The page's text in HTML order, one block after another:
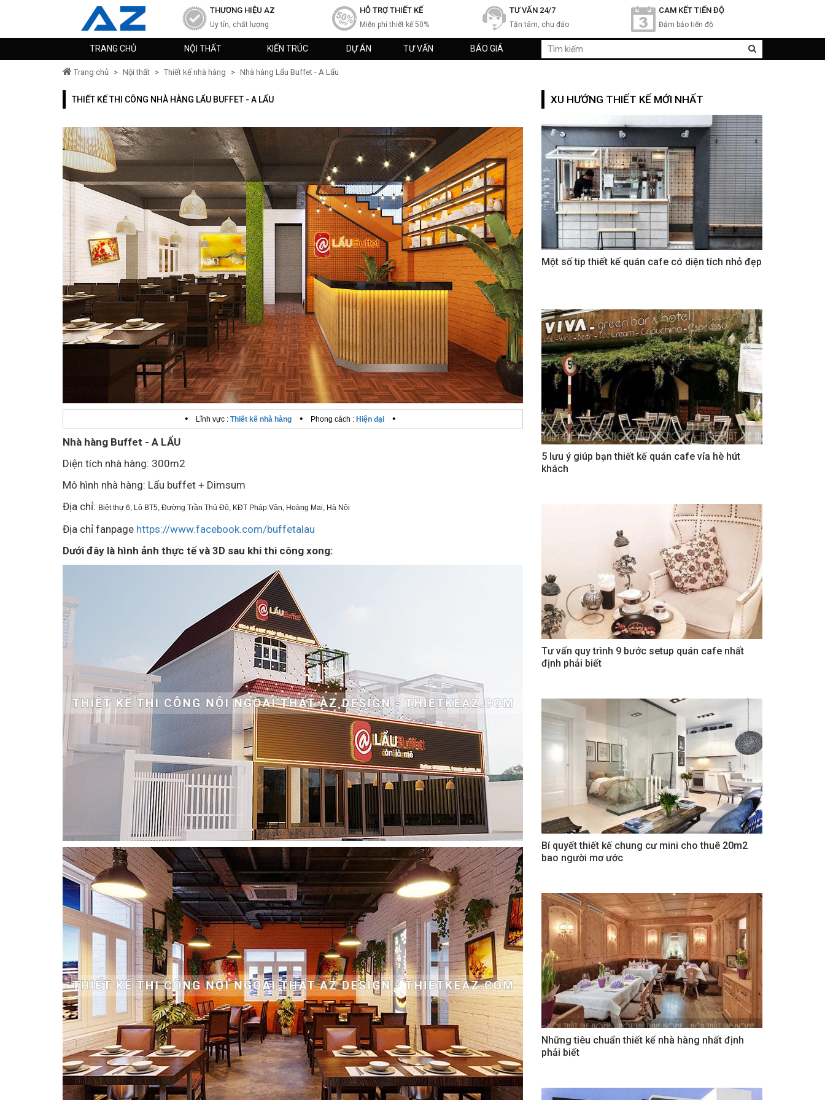
THƯƠNG HIỆU AZ
Uy tín, chất lượng
HỖ TRỢ THIẾT KẾ
Miễn phí thiết kế 50%
TƯ VẤN 24/7
Tận tâm, chu đáo
CAM KẾT TIẾN ĐỘ
Đảm bảo tiến độ
TRANG CHỦ NỘI THẤT KIẾN TRÚC DỰ ÁN TƯ VẤN BÁO GIÁ
Trang chủ > Nội thất > Thiết kế nhà hàng > Nhà hàng Lẩu Buffet - A Lẩu
THIẾT KẾ THI CÔNG NHÀ HÀNG LẨU BUFFET - A LẨU
• Lĩnh vực : Thiết kế nhà hàng • Phong cách : Hiện đại •
Nhà hàng Buffet - A LẨU
Diện tích nhà hàng: 300m2
Mô hình nhà hàng: Lẩu buffet + Dimsum
Địa chỉ: Biệt thự 6, Lô BT5, Đường Trần Thủ Độ, KĐT Pháp Vân, Hoàng Mai, Hà Nội
Địa chỉ fanpage https://www.facebook.com/buffetalau
Dưới đây là hình ảnh thực tế và 3D sau khi thi công xong:
XU HƯỚNG THIẾT KẾ MỚI NHẤT
Một số tip thiết kế quán cafe có diện tích nhỏ đẹp
5 lưu ý giúp bạn thiết kế quán cafe vỉa hè hút
khách
Tư vấn quy trình 9 bước setup quán cafe nhất
định phải biết
Bí quyết thiết kế chung cư mini cho thuê 20m2
bao người mơ ước
Những tiêu chuẩn thiết kế nhà hàng nhất định
phải biết